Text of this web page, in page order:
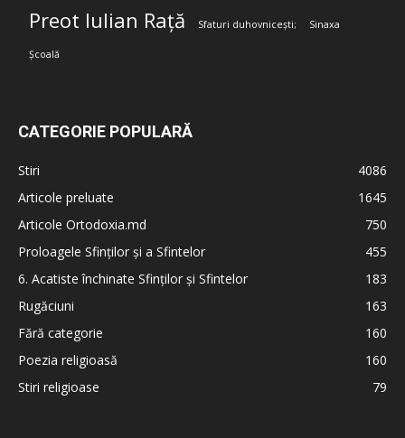
Preot Iulian Rață Sfaturi duhovnicești; Sinaxa
Școală
CATEGORIE POPULARĂ
Stiri
4086
Articole preluate
1645
Articole Ortodoxia.md
750
Proloagele Sfinților și a Sfintelor
455
6. Acatiste închinate Sfinților și Sfintelor
183
Rugăciuni
163
Fără categorie
160
Poezia religioasă
160
Stiri religioase
79